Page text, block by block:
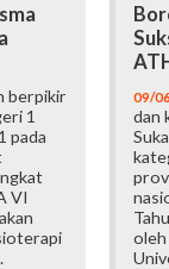
berpikir
1
pada
VI
09/
dan
oleh